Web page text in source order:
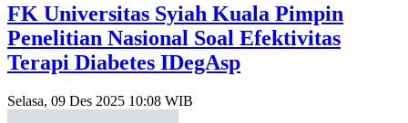
FK Universitas Syiah Kuala Pimpin
Penelitian Nasional Soal Efektivitas
Terapi Diabetes IDegAsp
Selasa, 09 Des 2025 10:08 WIB